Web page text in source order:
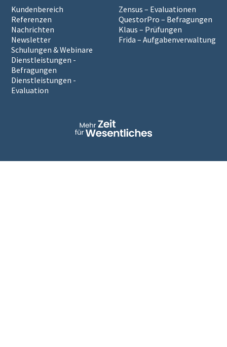
Kundenbereich
Referenzen
Nachrichten
Newsletter
Schulungen & Webinare
Dienstleistungen -
Befragungen
Dienstleistungen -
Evaluation
Zensus – Evaluationen
QuestorPro – Befragungen
Klaus – Prüfungen
Frida – Aufgabenverwaltung